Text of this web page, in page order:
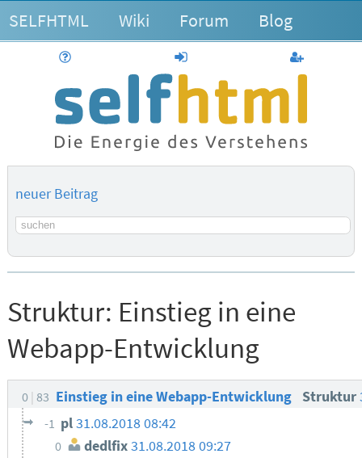
SELFHTML Wiki Forum Blog
anmelden
neuer Beitrag
Suchbegriff
Struktur: Einstieg in eine
Webapp-Entwicklung
0 83 Einstieg in eine Webapp-Entwicklung Struktur
-1 pl31.08.2018 08:42
0 dedlfix 31.08.2018 09:27